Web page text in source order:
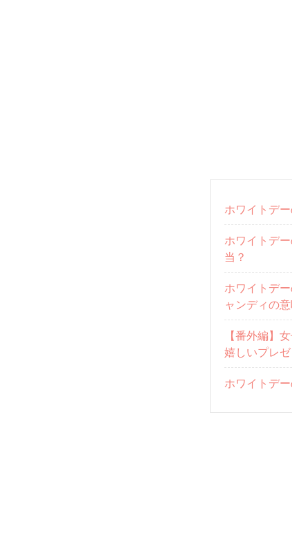
ホワイトデ
ホワイトデ
当？
ホワイトデ
ャンディの
【番外編】
嬉しいプレ
ホワイトデ